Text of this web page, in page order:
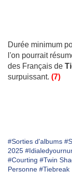
Durée minimum
l'on pourrait
des Français de
surpuissant. (7)
#Sorties d'albums
2025
#Courting #Twin
Personne #Tiebreak